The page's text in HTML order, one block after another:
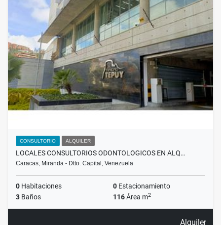
CONSULTORIO ALQUILER
LOCALES CONSULTORIOS ODONTOLOGICOS EN ALQ…
Caracas, Miranda - Dtto. Capital, Venezuela
0 Habitaciones 0 Estacionamiento
3 Baños 116Área m2
Alquiler